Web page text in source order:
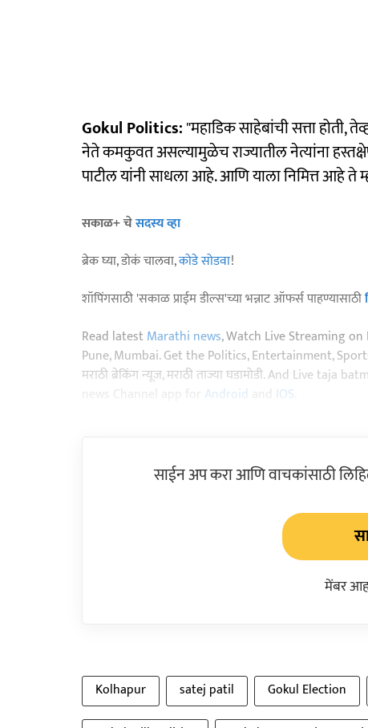
Gokul Politics:"महाडिक साहेबांची सत्ता होती,
नेते कमकुवत असल्यामुळेच राज्यातील नेत्यांना
पाटील यांनी साधला आहे. आणि याला निमित्त आहे ते
सकाळ+ चेसदस्य व्हा
ब्रेक घ्या, डोकं चालवा,कोडे सोडवा!
शॉपिंगसाठी 'सकाळ प्राईम डील्स'च्या भन्नाट ऑफर्स पाहण्यासाठी
Read latestMarathi news, Watch Live Streaming on
Pune, Mumbai. Get the Politics, Entertainment,
मराठी ब्रेकिंग न्यूज, मराठी ताज्या घडामोडी. And Live
news Channel app for Android and IOS
साईन अप करा आणि वाचकांसाठी
मेंबर
Kolhapur satej patil Gokul Election